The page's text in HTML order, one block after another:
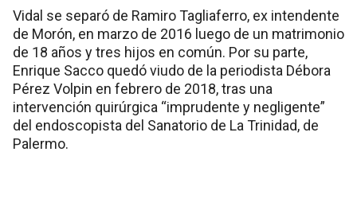
Vidal se separó de Ramiro Tagliaferro, ex intendente
de Morón, en marzo de 2016 luego de un matrimonio
de 18 años y tres hijos en común. Por su parte,
Enrique Sacco quedó viudo de la periodista Débora
Pérez Volpin en febrero de 2018, tras una
intervención quirúrgica “imprudente y negligente”
del endoscopista del Sanatorio de La Trinidad, de
Palermo.